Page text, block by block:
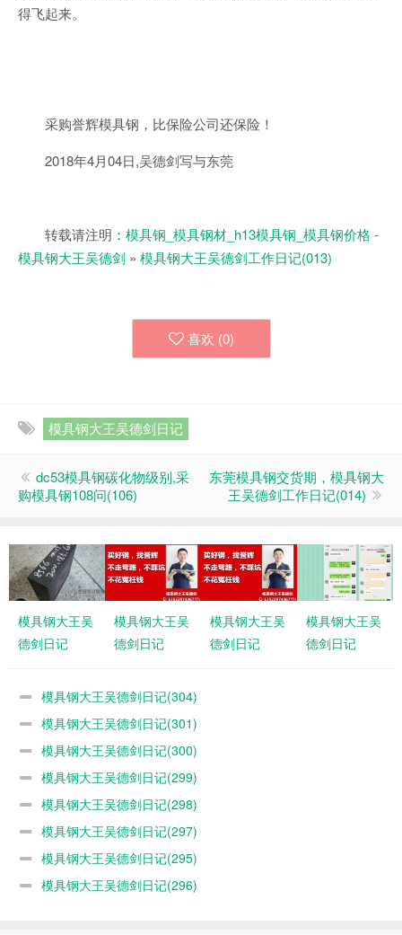
得飞起来。
采购誉辉模具钢，比保险公司还保险！
2018年4月04日,吴德剑写与东莞
转载请注明： 模具钢_模具钢材_h13模具钢_模具钢价格 -
模具钢大王吴德剑 » 模具钢大王吴德剑工作日记(013)
喜欢 (0)
模具钢大王吴德剑日记
dc53模具钢碳化物级别,采
购模具钢108问(106)
东莞模具钢交货期，模具钢大
王吴德剑工作日记(014)
模具钢大王吴
德剑日记
模具钢大王吴
德剑日记
模具钢大王吴
德剑日记
模具钢大王吴
德剑日记
模具钢大王吴德剑日记(304)
模具钢大王吴德剑日记(301)
模具钢大王吴德剑日记(300)
模具钢大王吴德剑日记(299)
模具钢大王吴德剑日记(298)
模具钢大王吴德剑日记(297)
模具钢大王吴德剑日记(295)
模具钢大王吴德剑日记(296)